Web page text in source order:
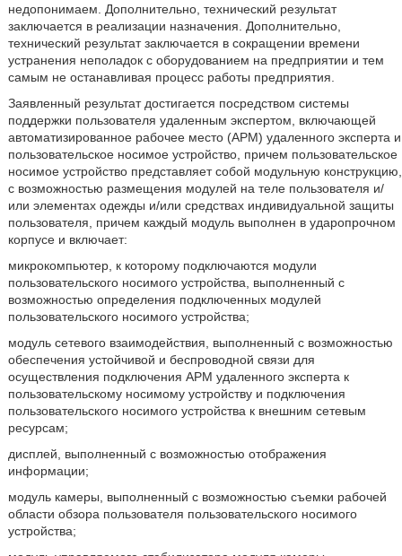
недопонимаем. Дополнительно, технический результат
заключается в реализации назначения. Дополнительно,
технический результат заключается в сокращении времени
устранения неполадок с оборудованием на предприятии и тем
самым не останавливая процесс работы предприятия.
Заявленный результат достигается посредством системы
поддержки пользователя удаленным экспертом, включающей
автоматизированное рабочее место (АРМ) удаленного эксперта и
пользовательское носимое устройство, причем пользовательское
носимое устройство представляет собой модульную конструкцию,
с возможностью размещения модулей на теле пользователя и/
или элементах одежды и/или средствах индивидуальной защиты
пользователя, причем каждый модуль выполнен в ударопрочном
корпусе и включает:
микрокомпьютер, к которому подключаются модули
пользовательского носимого устройства, выполненный с
возможностью определения подключенных модулей
пользовательского носимого устройства;
модуль сетевого взаимодействия, выполненный с возможностью
обеспечения устойчивой и беспроводной связи для
осуществления подключения АРМ удаленного эксперта к
пользовательскому носимому устройству и подключения
пользовательского носимого устройства к внешним сетевым
ресурсам;
дисплей, выполненный с возможностью отображения
информации;
модуль камеры, выполненный с возможностью съемки рабочей
области обзора пользователя пользовательского носимого
устройства;